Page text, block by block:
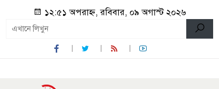
১২:৫১ অপরাহ্ন, রবিবার, ০৯ অগাস্ট ২০২৬